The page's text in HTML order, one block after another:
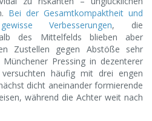
Bei der Gesamtkompaktheit und
Verbesserungen, die
des Mittelfelds blieben aber
Zustellen gegen Abstöße sehr
Pressing in dezenterer
häufig mit drei engen
dicht aneinander formierende
während die Achter weit nach